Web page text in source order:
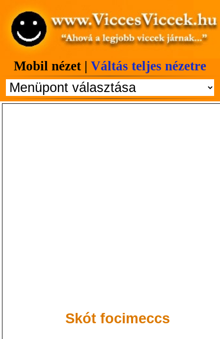
Mobil nézet | Váltás teljes nézetre
Skót focimeccs